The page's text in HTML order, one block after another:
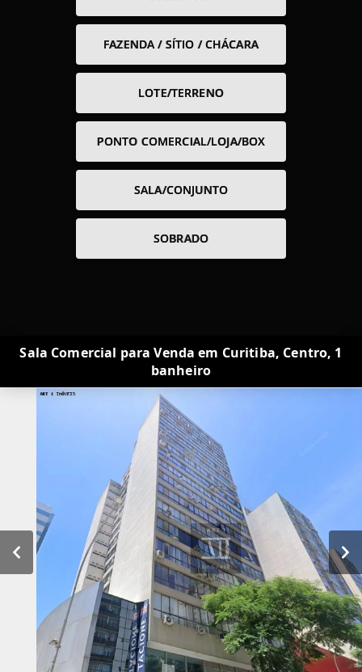
FAZENDA / SÍTIO / CHÁCARA
LOTE/TERRENO
PONTO COMERCIAL/LOJA/BOX
SALA/CONJUNTO
SOBRADO
Sala Comercial para Venda em Curitiba, Centro, 1
banheiro